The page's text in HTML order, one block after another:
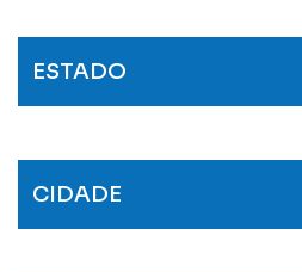
ESTADO
CIDADE